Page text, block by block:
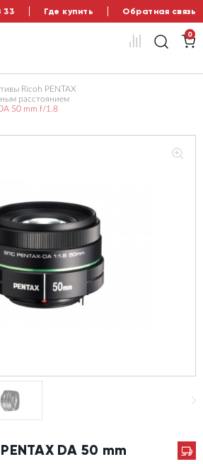
33 Где купить Обратная связь
0
Ricoh PENTAX
расстоянием
50 mm f/1.8
DA 50 mm